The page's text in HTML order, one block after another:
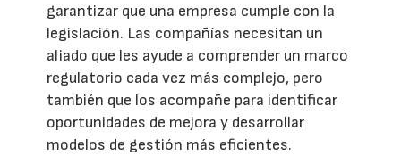
garantizar que una empresa cumple con la
legislación. Las compañías necesitan un
aliado que les ayude a comprender un marco
regulatorio cada vez más complejo, pero
también que los acompañe para identificar
oportunidades de mejora y desarrollar
modelos de gestión más eficientes.